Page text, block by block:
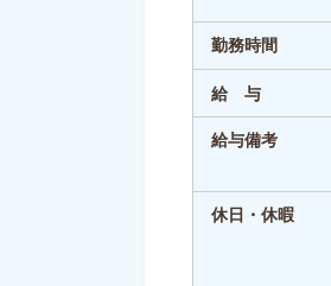
勤務時間
給 与
給与備考
休日・休暇